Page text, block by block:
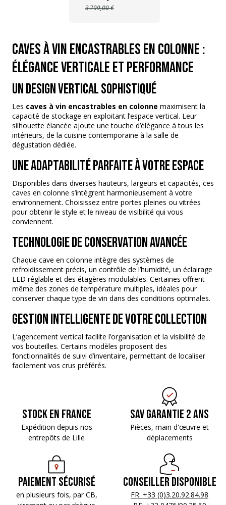
3 799,00 €
Caves à vin encastrables en colonne :
élégance verticale et performance
Un design vertical sophistiqué
Les caves à vin encastrables en colonne maximisent la
capacité de stockage en exploitant l’espace vertical. Leur
silhouette élancée ajoute une touche d’élégance à tous les
intérieurs, de la cuisine contemporaine à la salle de
dégustation dédiée.
Une adaptabilité parfaite à votre espace
Disponibles dans diverses hauteurs, largeurs et capacités, ces
caves en colonne s’intègrent harmonieusement à votre
environnement. Choisissez entre portes pleines ou vitrées
pour obtenir le style et le niveau de visibilité qui vous
conviennent.
Technologie de conservation avancée
Chaque cave en colonne intègre des systèmes de
refroidissement précis, un contrôle de l’humidité, un éclairage
LED réglable et des étagères modulables. Certaines offrent
même des zones de température multiples, idéales pour
conserver chaque type de vin dans des conditions optimales.
Gestion intelligente de votre collection
L’agencement vertical facilite l’organisation et la visibilité de
vos bouteilles. Certains modèles proposent des
fonctionnalités de suivi d’inventaire, permettant de localiser
facilement vos crus préférés.
Stock en France
Expédition depuis nos
entrepôts de Lille
SAV Garantie 2 ans
Pièces, main d'œuvre et
déplacements
Paiement sécurisé
en plusieurs fois, par CB,
Conseiller disponible
FR: +33 (0)3.20.92.84.98